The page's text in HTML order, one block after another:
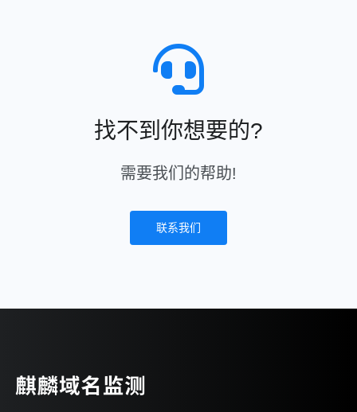
找不到你想要的?
需要我们的帮助!
联系我们